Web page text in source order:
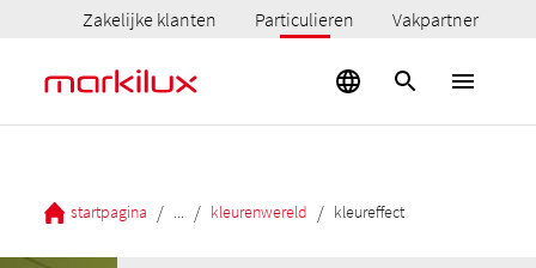
Zakelijke klanten Particulieren Vakpartner
startpagina / / kleurenwereld / kleureffect